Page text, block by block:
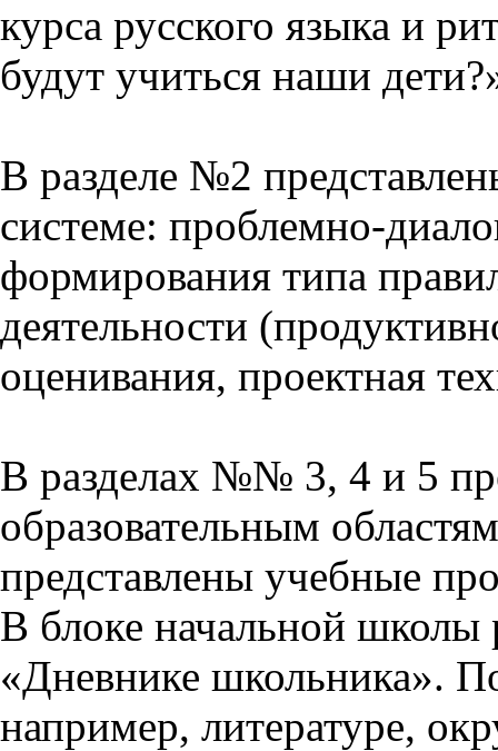
курса русского языка и
будут учиться наши
В разделе №2
системе: проблемно-
формирования типа
деятельности
оценивания, проектная
В разделах №№ 3, 4 и 5
образовательным
представлены учебные
В блоке начальной школы
«Дневнике школьника».
например, литературе,